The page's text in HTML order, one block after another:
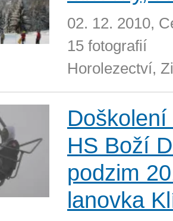
02. 12. 2010,
15 fotografií
Horolezectví,
HS Boží
podzim
lanovka